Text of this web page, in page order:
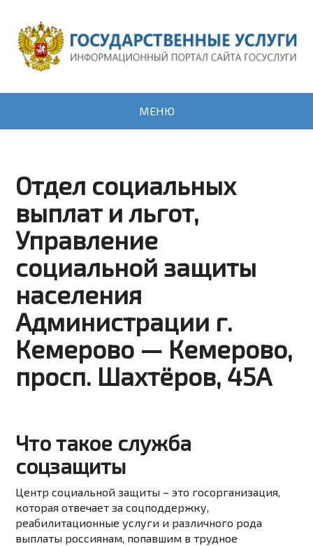
МЕНЮ
Отдел социальных
выплат и льгот,
Управление
социальной защиты
населения
Администрации г.
Кемерово — Кемерово,
просп. Шахтёров, 45А
Что такое служба
соцзащиты
Центр социальной защиты – это госорганизация,
которая отвечает за соцподдержку,
реабилитационные услуги и различного рода
выплаты россиянам, попавшим в трудное